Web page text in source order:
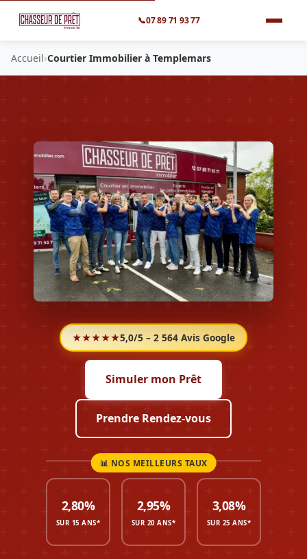
📞07 89 71 93 77
Accueil›Courtier Immobilier à Templemars
★★★★★5,0/5 – 2 564 Avis Google
Simuler mon Prêt
Prendre Rendez-vous
2,80%
SUR 15 ANS*
2,95%
SUR 20 ANS*
3,08%
SUR 25 ANS*